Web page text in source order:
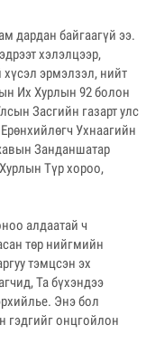
дардан байгаагүй ээ.
хэлэлцээр,
хүсэл эрмэлзэл, нийт
Их Хурлын 92 болон
Засгийн газарт улс
Ухнаагийн
Занданшатар
Түр хороо,
алдаатай ч
төр нийгмийн
тэмцсэн эх
Та бүхэндээ
Энэ бол
гэдгийг онцгойлон